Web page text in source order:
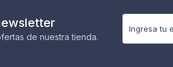
de nuestra tienda.